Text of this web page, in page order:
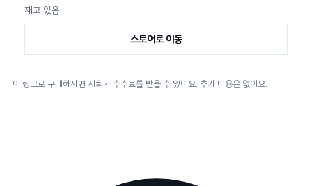
재고 있음
스토어로 이동
이 링크로 구매하시면 저희가 수수료를 받을 수 있어요. 추가 비용은 없어요.